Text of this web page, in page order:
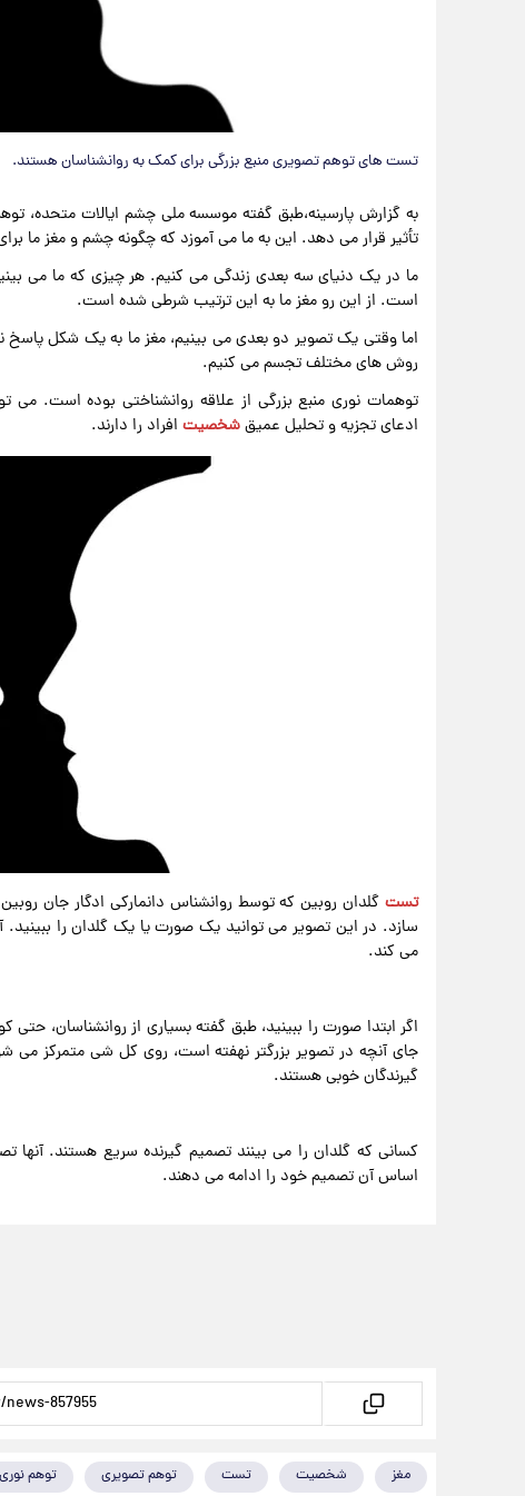
تست های توهم تصویری منبع بزرگی برای کمک به روانشناسان هستند.
به گزارش پارسینه،طبق گفته موسسه ملی چشم ایالات متحده،
تأثیر قرار می دهد. این به ما می آموزد که چگونه چشم و مغز ما
ما در یک دنیای سه بعدی زندگی می کنیم. هر چیزی که ما می
است. از این رو مغز ما به این ترتیب شرطی شده است.
اما وقتی یک تصویر دو بعدی می بینیم، مغز ما به یک شکل
روش های مختلف تجسم می کنیم.
توهمات نوری منبع بزرگی از علاقه روانشناختی بوده است. می
ادعای تجزیه و تحلیل عمیقشخصیت افراد را دارند.
تست گلدان روبین که توسط روانشناس دانمارکی ادگار جان
سازد. در این تصویر می توانید یک صورت یا یک گلدان را
می کند.
اگر ابتدا صورت را ببینید، طبق گفته بسیاری از روانشناسان،
جای آنچه در تصویر بزرگتر نهفته است، روی کل شی متمرکز می
گیرندگان خوبی هستند.
کسانی که گلدان را می بینند تصمیم گیرنده سریع هستند. آنها
اساس آن تصمیم خود را ادامه می دهند.
مغز شخصیت تست توهم تصویری توهم نوری